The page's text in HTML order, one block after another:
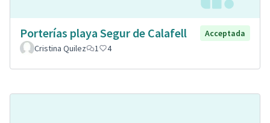
Porterías playa Segur de Calafell
Acceptada
Cristina Quilez
1 4